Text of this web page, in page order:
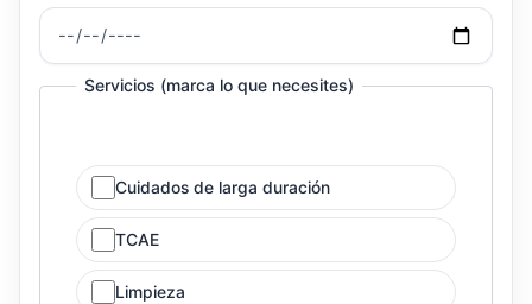
Servicios (marca lo que necesites)
Cuidados de larga duración
TCAE
Limpieza